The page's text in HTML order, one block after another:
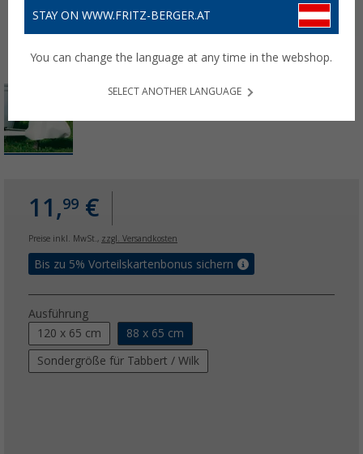
11,99 €
Preise inkl. MwSt., zzgl. Versandkosten
Bis zu 5% Vorteilskartenbonus sichern
Ausführung
120 x 65 cm
88 x 65 cm
Sondergröße für Tabbert / Wilk
STAY ON WWW.FRITZ-BERGER.AT
You can change the language at any time in the webshop.
SELECT ANOTHER LANGUAGE